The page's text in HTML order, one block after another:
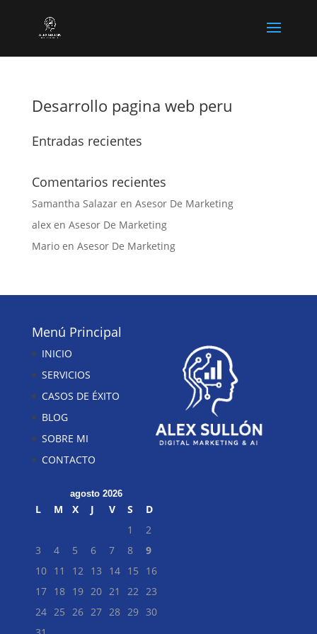
Desarrollo pagina web peru
Entradas recientes
Comentarios recientes
Samantha Salazaren Asesor De Marketing
alexen Asesor De Marketing
Marioen Asesor De Marketing
Menú Principal
INICIO
SERVICIOS
CASOS DE ÉXITO
BLOG
SOBRE MI
CONTACTO
agosto 2026
L M X J V S
D
1
2
3
4 5 6 7 8
9
10 11 12 13 14 15
16
17 18 19 20 21 22 23
24 25 26 27 28 29 30